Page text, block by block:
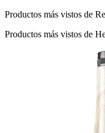
Productos más vistos de
Productos más vistos de